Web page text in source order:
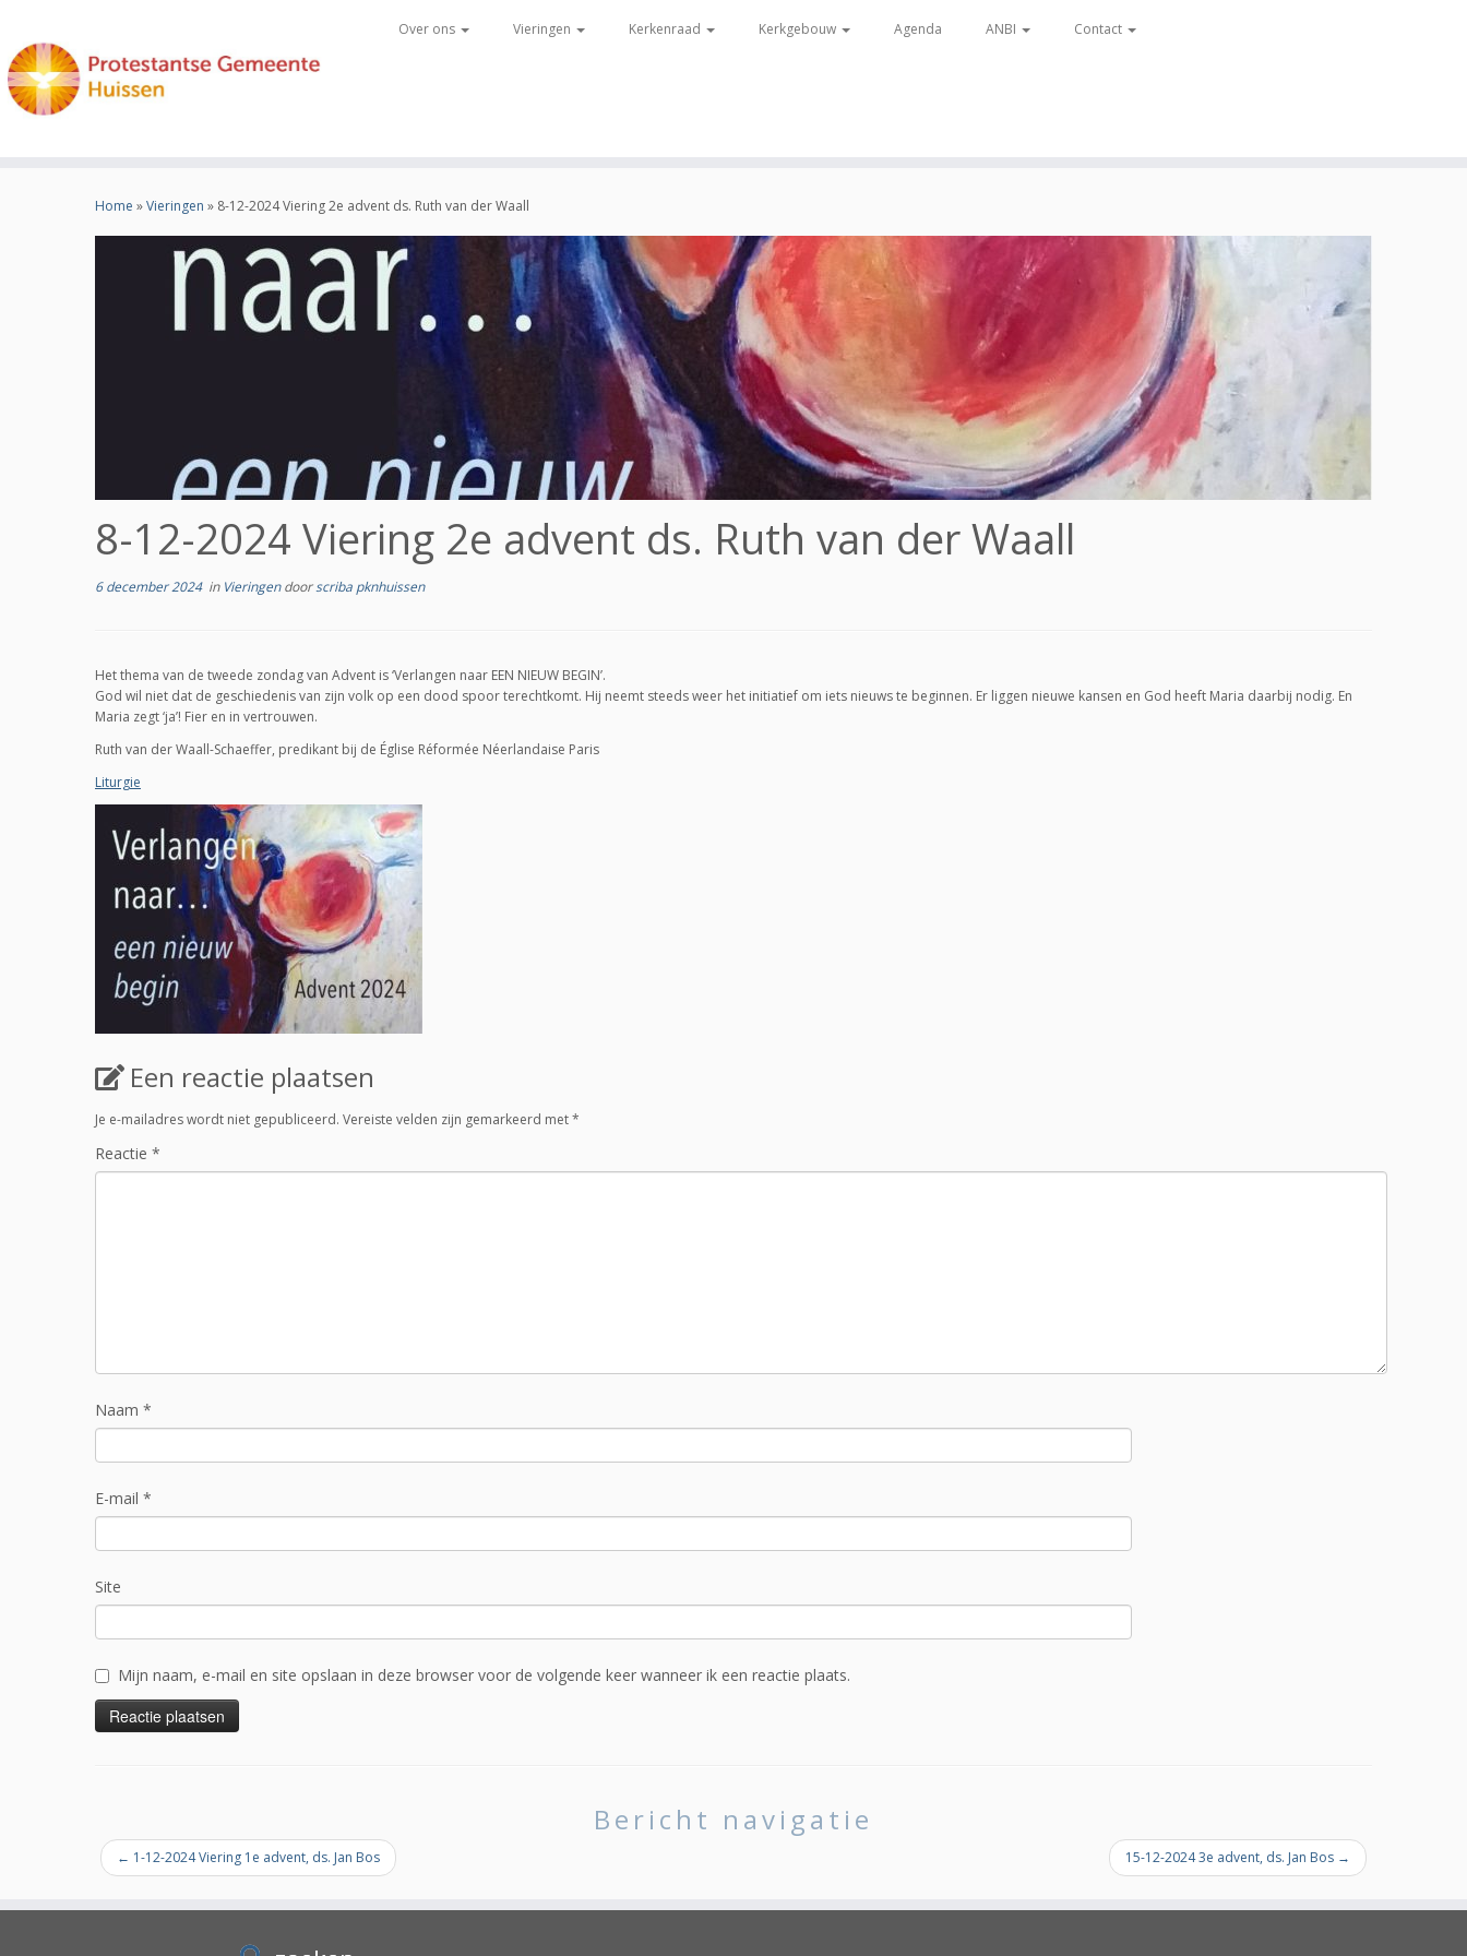
Over ons Vieringen Kerkenraad Kerkgebouw Agenda ANBI Contact
Home »Vieringen » 8-12-2024 Viering 2e advent ds. Ruth van der Waall
8-12-2024 Viering 2e advent ds. Ruth van der Waall
6 december 2024in Vieringendoorscriba pknhuissen
Het thema van de tweede zondag van Advent is ‘Verlangen naar EEN NIEUW BEGIN’.
God wil niet dat de geschiedenis van zijn volk op een dood spoor terechtkomt. Hij neemt steeds weer het initiatief om iets nieuws te beginnen. Er liggen nieuwe kansen en God heeft Maria daarbij nodig. En
Maria zegt ‘ja’! Fier en in vertrouwen.
Ruth van der Waall-Schaeffer, predikant bij de Église Réformée Néerlandaise Paris
Liturgie
Een reactie plaatsen
Je e-mailadres wordt niet gepubliceerd. Vereiste velden zijn gemarkeerd met*
Reactie *
Naam *
E-mail *
Site
Mijn naam, e-mail en site opslaan in deze browser voor de volgende keer wanneer ik een reactie plaats.
Bericht navigatie
← 1-12-2024 Viering 1e advent, ds. Jan Bos 15-12-2024 3e advent, ds. Jan Bos →